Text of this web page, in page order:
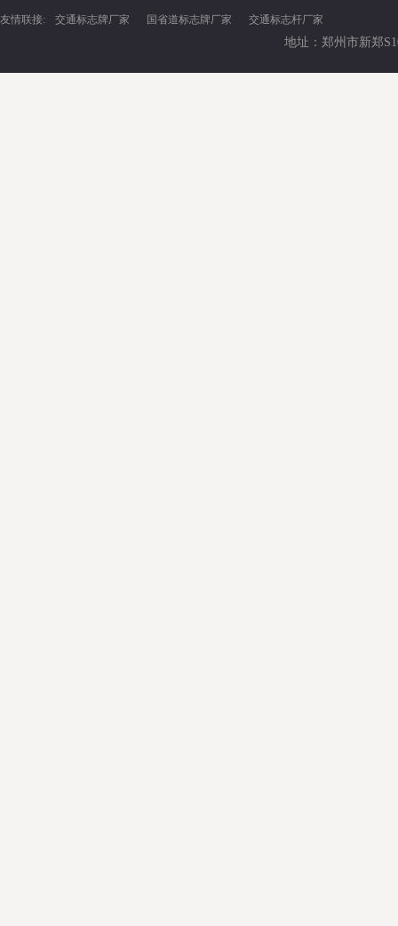
友情联接: 交通标志牌厂家 国省道标志牌厂家 交通标志杆厂家
地址：郑州市新郑